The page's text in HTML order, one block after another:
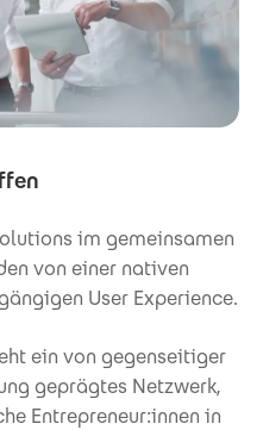
im gemeinsamen
von einer nativen
User Experience.
ein von gegenseitiger
geprägtes Netzwerk,
Entrepreneur:innen in